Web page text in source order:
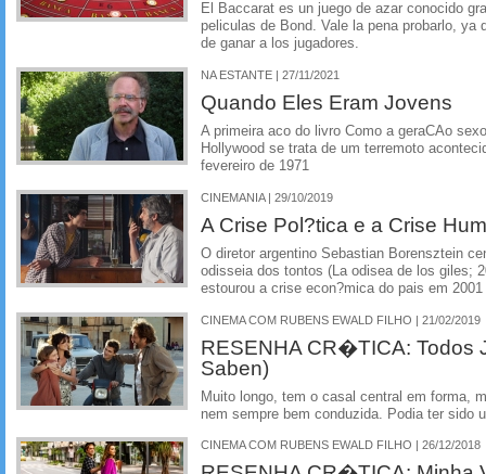
El Baccarat es un juego de azar conocido
peliculas de Bond. Vale la pena probarlo, ya
de ganar a los jugadores.
NA ESTANTE | 27/11/2021
Quando Eles Eram Jovens
A primeira aco do livro Como a geraCAo
Hollywood se trata de um terremoto
fevereiro de 1971
CINEMANIA | 29/10/2019
A Crise Pol?tica e a Crise
O diretor argentino Sebastian Borensztein
odisseia dos tontos (La odisea de los giles;
estourou a crise econ?mica do pais em 2001
CINEMA COM RUBENS EWALD FILHO | 21/02/2019
RESENHA CR�TICA: Todos
Saben)
Muito longo, tem o casal central em forma,
nem sempre bem conduzida. Podia ter sido
CINEMA COM RUBENS EWALD FILHO | 26/12/2018